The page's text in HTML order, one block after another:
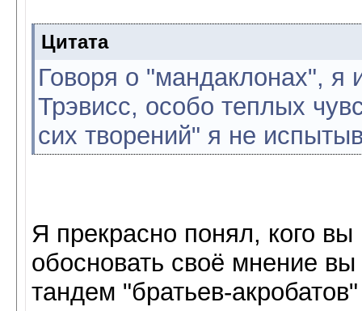
Цитата
Говоря о "мандаклонах",
Трэвисс, особо теплых
сих творений" я не
Я прекрасно понял, кого
обосновать своё мнение
тандем "братьев-